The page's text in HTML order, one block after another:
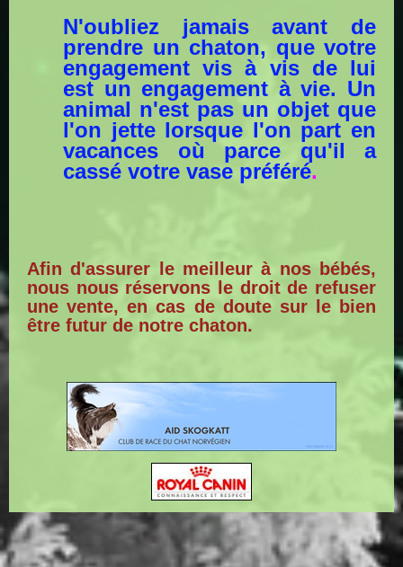
N'oubliez jamais avant de
prendre un chaton, que votre
engagement vis à vis de lui
est un engagement à vie. Un
animal n'est pas un objet que
l'on jette lorsque l'on part en
vacances où parce qu'il a
cassé votre vase préféré.
Afin d'assurer le meilleur à nos bébés,
nous nous réservons le droit de refuser
une vente, en cas de doute sur le bien
être futur de notre chaton.